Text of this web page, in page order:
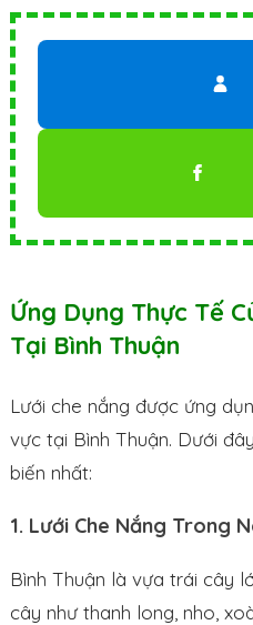
Ứng Dụng Thực Tế
Tại Bình Thuận
Lưới che nắng được ứng
vực tại Bình Thuận. Dưới
biến nhất:
1. Lưới Che Nắng Trong
Bình Thuận là vựa trái cây
cây như thanh long, nho,